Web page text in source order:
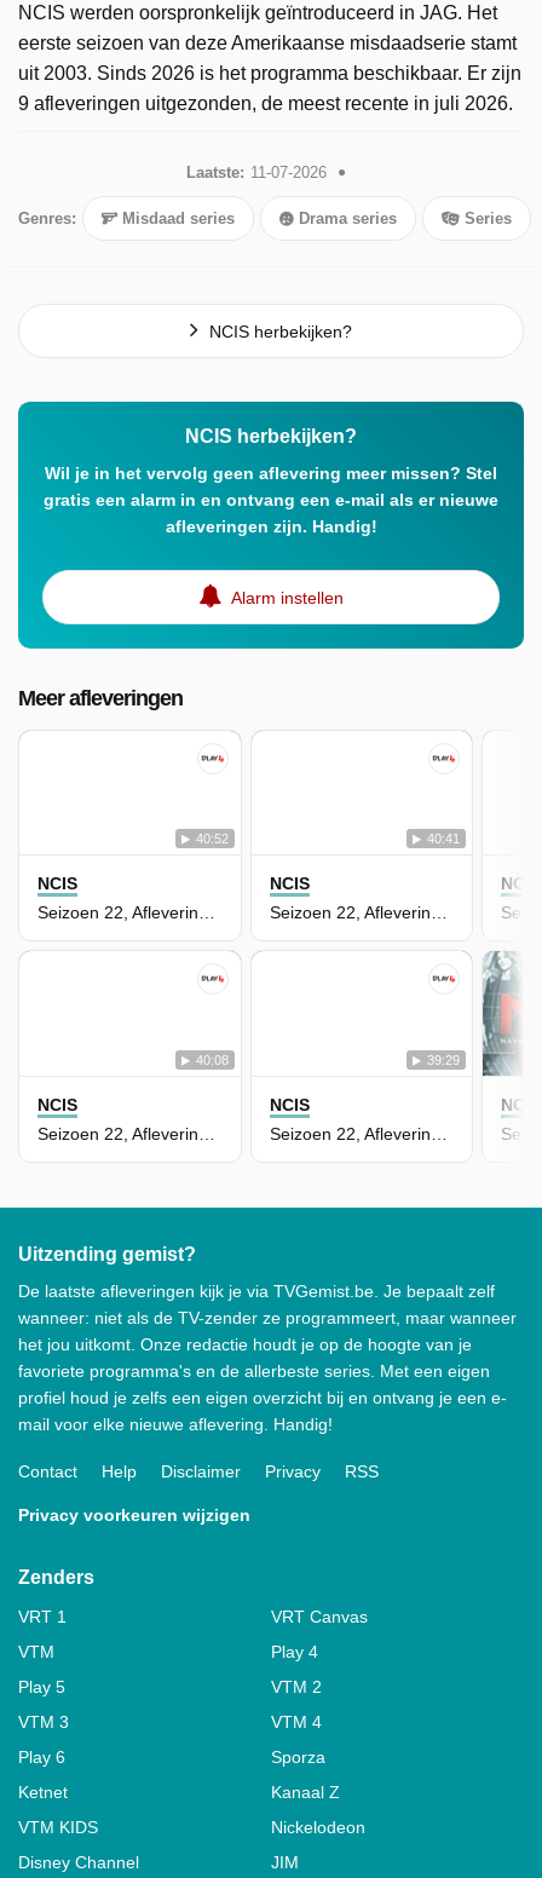
NCIS werden oorspronkelijk geïntroduceerd in JAG. Het
eerste seizoen van deze Amerikaanse misdaadserie stamt
uit 2003. Sinds 2026 is het programma beschikbaar. Er zijn
9 afleveringen uitgezonden, de meest recente in juli 2026.
Laatste: 11-07-2026
Genres: Misdaad series Drama series Series
NCIS herbekijken?
NCIS herbekijken?
Wil je in het vervolg geen aflevering meer missen? Stel
gratis een alarm in en ontvang een e-mail als er nieuwe
afleveringen zijn. Handig!
Alarm instellen
Meer afleveringen
40:52
NCIS
Seizoen 22, Aflevering 8 - Out of control
40:41
NCIS
Seizoen 22, Aflevering 7 - Hardboiled
40:08
NCIS
39:29
NCIS
NCIS
NCIS
Uitzending gemist?
De laatste afleveringen kijk je via TVGemist.be. Je bepaalt zelf
wanneer: niet als de TV-zender ze programmeert, maar wanneer
het jou uitkomt. Onze redactie houdt je op de hoogte van je
favoriete programma's en de allerbeste series. Met een eigen
profiel houd je zelfs een eigen overzicht bij en ontvang je een e-
mail voor elke nieuwe aflevering. Handig!
Contact Help Disclaimer Privacy RSS
Privacy voorkeuren wijzigen
Zenders
VRT 1
VRT Canvas
VTM
Play 4
Play 5
VTM 2
VTM 3
VTM 4
Play 6
Sporza
Ketnet
Kanaal Z
VTM KIDS
Nickelodeon
Disney Channel
JIM